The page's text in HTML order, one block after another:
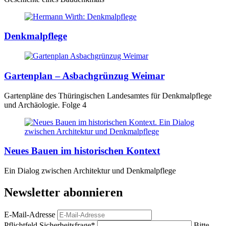
Denkmalpflege
Gartenplan – Asbachgrünzug Weimar
Gartenpläne des Thüringischen Landesamtes für Denkmalpflege
und Archäologie. Folge 4
Neues Bauen im historischen Kontext
Ein Dialog zwischen Architektur und Denkmalpflege
Newsletter abonnieren
E-Mail-Adresse